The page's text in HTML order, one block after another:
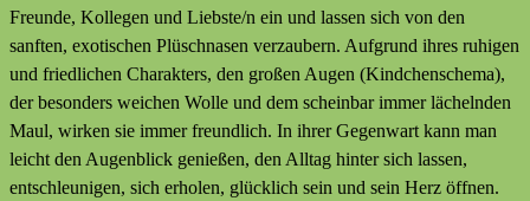
Freunde, Kollegen und Liebste/n ein und lassen sich von den
sanften, exotischen Plüschnasen verzaubern. Aufgrund ihres ruhigen
und friedlichen Charakters, den großen Augen (Kindchenschema),
der besonders weichen Wolle und dem scheinbar immer lächelnden
Maul, wirken sie immer freundlich. In ihrer Gegenwart kann man
leicht den Augenblick genießen, den Alltag hinter sich lassen,
entschleunigen, sich erholen, glücklich sein und sein Herz öffnen.